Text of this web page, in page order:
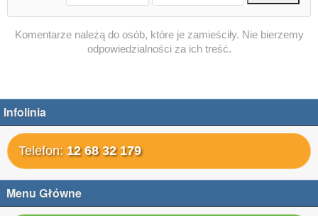
Komentarze należą do osób, które je zamieściły. Nie bierzemy
odpowiedzialności za ich treść.
Infolinia
Telefon: 12 68 32 179
Menu Główne